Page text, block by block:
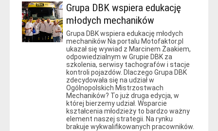
Grupa DBK wspiera edukację
młodych mechaników
Grupa DBK wspiera edukację młodych
mechaników Na portalu Motofaktor.pl
ukazał się wywiad z Marcinem Żaakiem,
odpowiedzialnym w Grupie DBK za
szkolenia, serwisy tachografów i stacje
kontroli pojazdów. Dlaczego Grupa DBK
zdecydowała się na udział w
Ogólnopolskich Mistrzostwach
Mechaników? To już druga edycja, w
której bierzemy udział. Wsparcie
kształcenia młodzieży to bardzo ważny
element naszej strategii. Na rynku
brakuje wykwalifikowanych pracowników.